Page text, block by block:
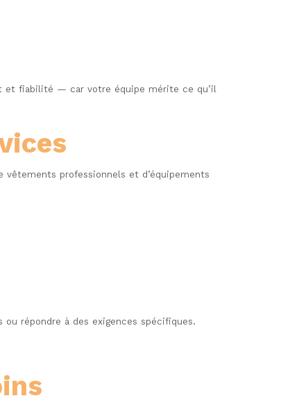
et fiabilité — car votre équipe mérite ce qu’il
vêtements professionnels et d’équipements
répondre à des exigences spécifiques.